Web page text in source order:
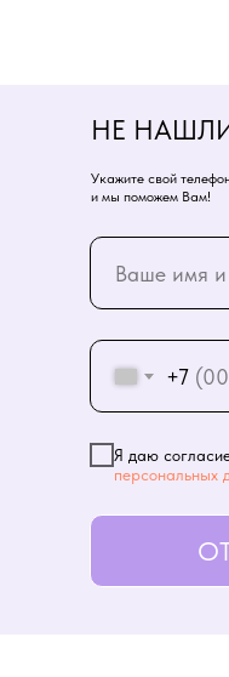
+7
Я даю
персональных
НЕ
Укажите свой
и мы поможем Вам!